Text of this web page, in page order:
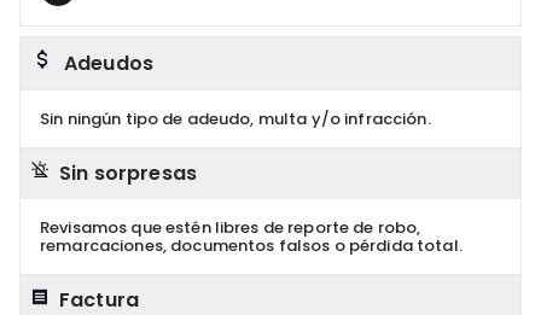
Adeudos
Sin ningún tipo de adeudo, multa y/o infracción.
Sin sorpresas
Revisamos que estén libres de reporte de robo,
remarcaciones, documentos falsos o pérdida total.
Factura